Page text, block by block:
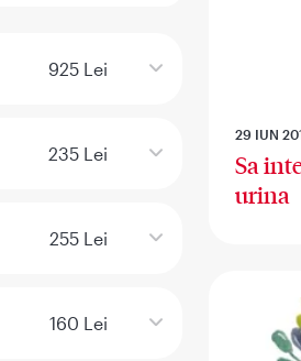
925 Lei
235 Lei
255 Lei
160 Lei
29 IUN
Sa
urina